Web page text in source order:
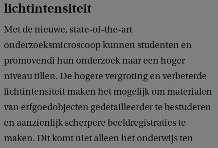
lichtintensiteit
Met de nieuwe, state-of-the-art
onderzoeksmicroscoop kunnen studenten en
promovendi hun onderzoek naar een hoger
niveau tillen. De hogere vergroting en verbeterde
lichtintensiteit maken het mogelijk om materialen
van erfgoedobjecten gedetailleerder te bestuderen
en aanzienlijk scherpere beeldregistraties te
maken. Dit komt niet alleen het onderwijs ten